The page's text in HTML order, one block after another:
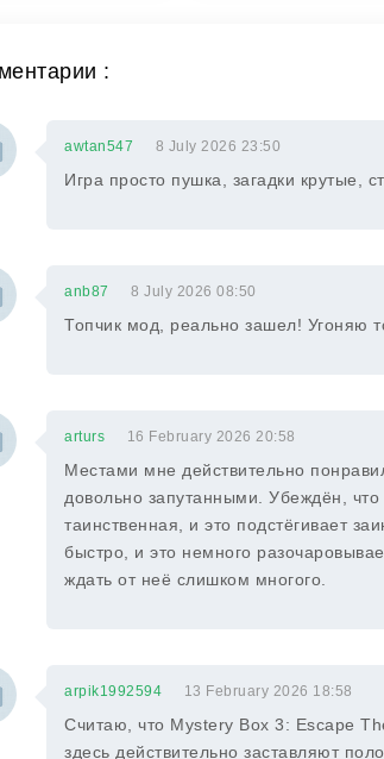
:
awtan547 8 July 2026 23:50
Игра просто пушка, загадки крутые,
anb87 8 July 2026 08:50
Топчик мод, реально зашел! Угоняю
arturs 16 February 2026 20:58
Местами мне действительно
довольно запутанными. Убеждён,
таинственная, и это подстёгивает
быстро, и это немного
ждать от неё слишком многого.
arpik1992594 13 February 2026 18:58
Считаю, что Mystery Box 3: Escape
здесь действительно заставляют